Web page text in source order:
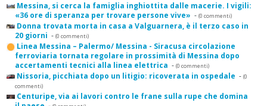
Messina, si cerca la famiglia inghiottita dalle macerie. I vigili:
«36 ore di speranza per trovare persone vive» - (0 commenti)
Donna trovata morta in casa a Valguarnera, è il terzo caso in
20 giorni - (0 commenti)
Linea Messina – Palermo/ Messina - Siracusa circolazione
ferroviaria tornata regolare in prossimità di Messina dopo
accertamenti tecnici alla linea elettrica - (0 commenti)
Nissoria, picchiata dopo un litigio: ricoverata in ospedale - (0
commenti)
Centuripe, via ai lavori contro le frane sulla rupe che domina